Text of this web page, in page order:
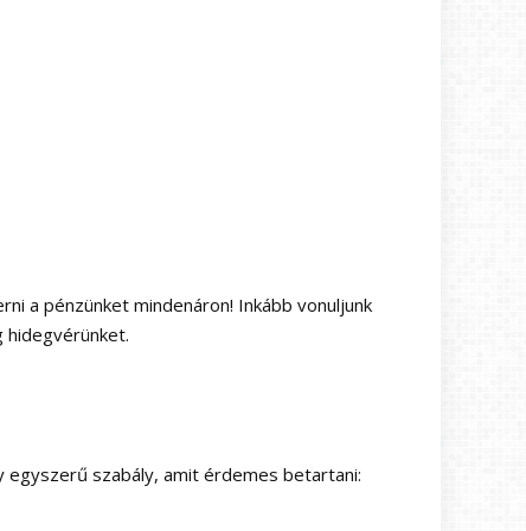
a pénzünket mindenáron! Inkább vonuljunk
hidegvérünket.
egyszerű szabály, amit érdemes betartani: